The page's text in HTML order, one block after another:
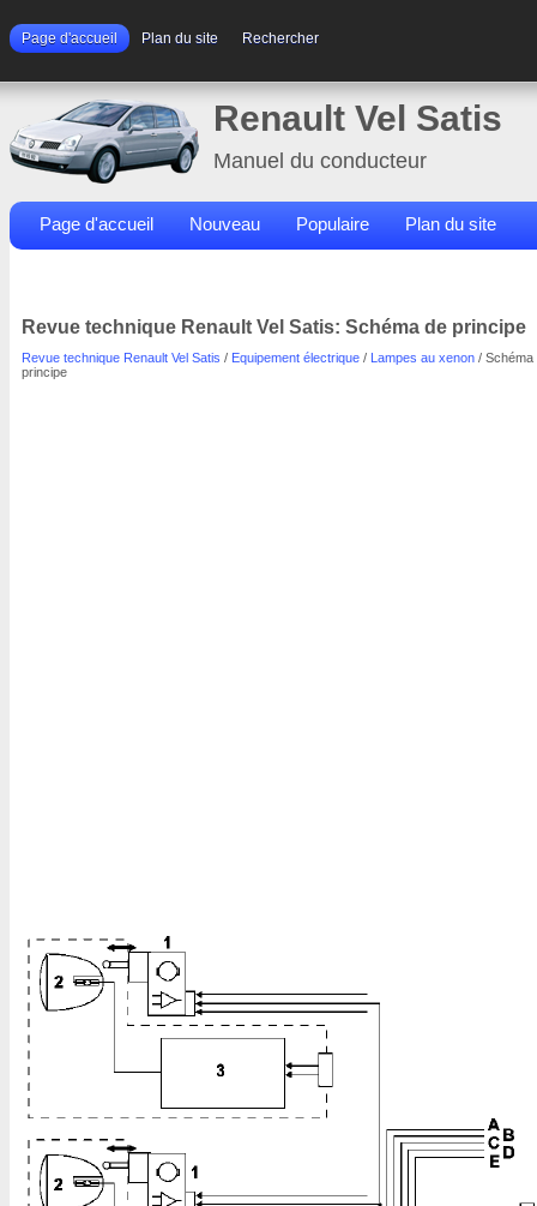
Page d'accueil Plan du site Rechercher
Renault Vel Satis
Manuel du conducteur
Page d'accueil Nouveau Populaire Plan du site
Revue technique Renault Vel Satis: Schéma de principe
Revue technique Renault Vel Satis / Equipement électrique / Lampes au xenon / Schéma
principe